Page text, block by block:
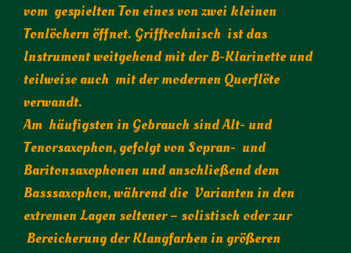
vom gespielten Ton eines von zwei kleinen
Tonlöchern öffnet. Grifftechnisch ist das
Instrument weitgehend mit der B-Klarinette und
teilweise auch mit der modernen Querflöte
verwandt.
Am häufigsten in Gebrauch sind Alt- und
Tenorsaxophon, gefolgt von Sopran- und
Baritonsaxophonen und anschließend dem
Basssaxophon, während die Varianten in den
extremen Lagen seltener – solistisch oder zur
Bereicherung der Klangfarben in größeren